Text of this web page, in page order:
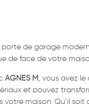
porte de garage
de face de votre
AGNES M, vous avez le
et pouvez
votre maison. Qu’il